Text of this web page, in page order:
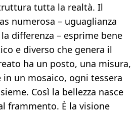
tutta la realtà. Il
numerosa – uguaglianza
differenza – esprime bene
e diverso che genera il
ha un posto, una misura,
in un mosaico, ogni tessera
Così la bellezza nasce
frammento. È la visione